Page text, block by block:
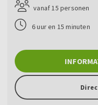
vanaf 15 personen
6 uur en 15 minuten